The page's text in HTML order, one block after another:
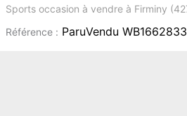
Sports occasion à vendre à Firminy
Référence : ParuVendu